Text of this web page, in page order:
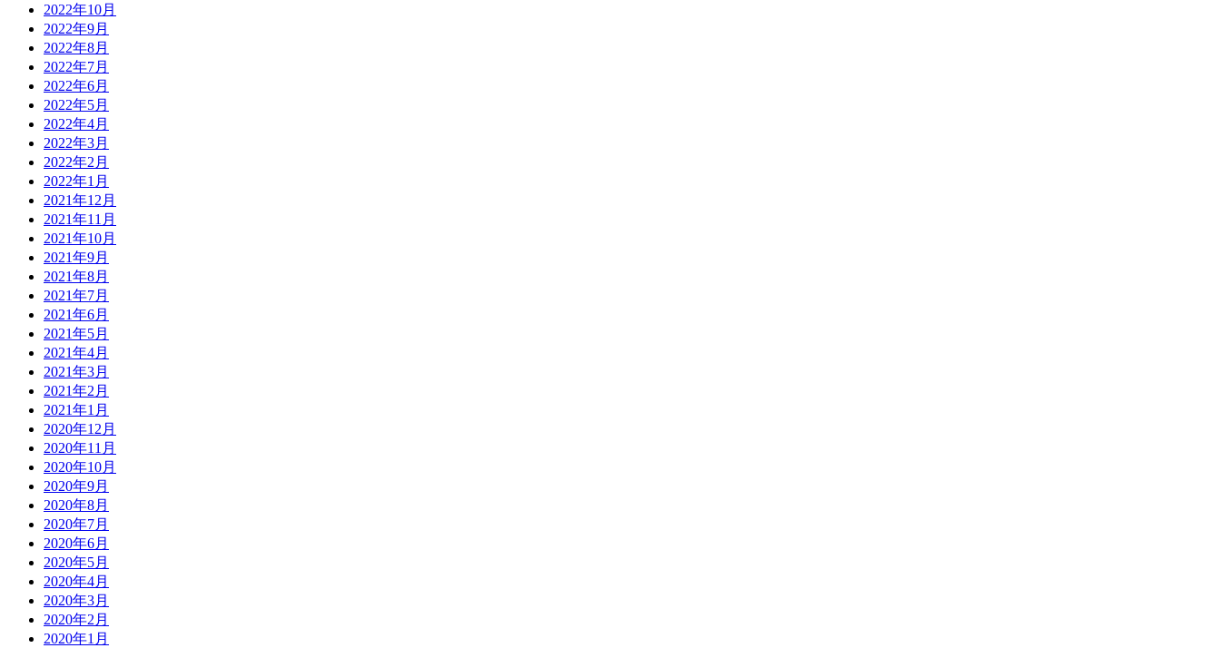
2022年10月
2022年9月
2022年8月
2022年7月
2022年6月
2022年5月
2022年4月
2022年3月
2022年2月
2022年1月
2021年12月
2021年11月
2021年10月
2021年9月
2021年8月
2021年7月
2021年6月
2021年5月
2021年4月
2021年3月
2021年2月
2021年1月
2020年12月
2020年11月
2020年10月
2020年9月
2020年8月
2020年7月
2020年6月
2020年5月
2020年4月
2020年3月
2020年2月
2020年1月